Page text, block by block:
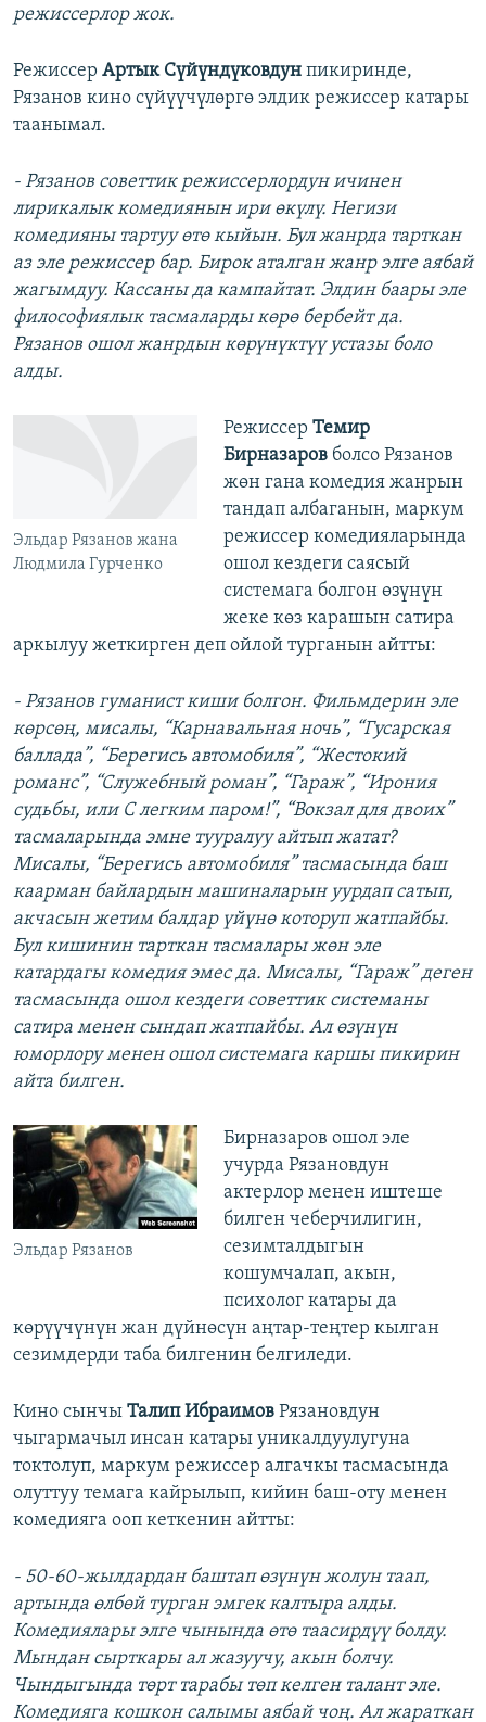
режиссерлор жок.
Режиссер Артык Сүйүндүковдун пикиринде,
Рязанов кино сүйүүчүлөргө элдик режиссер катары
таанымал.
- Рязанов советтик режиссерлордун ичинен
лирикалык комедиянын ири өкүлү. Негизи
комедияны тартуу өтө кыйын. Бул жанрда тарткан
аз эле режиссер бар. Бирок аталган жанр элге аябай
жагымдуу. Кассаны да кампайтат. Элдин баары эле
философиялык тасмаларды көрө бербейт да.
Рязанов ошол жанрдын көрүнүктүү устазы боло
алды.
Эльдар Рязанов жана
Людмила Гурченко
Режиссер Темир
Бирназаровболсо Рязанов
жөн гана комедия жанрын
тандап албаганын, маркум
режиссер комедияларында
ошол кездеги саясый
системага болгон өзүнүн
жеке көз карашын сатира
аркылуу жеткирген деп ойлой турганын айтты:
- Рязанов гуманист киши болгон. Фильмдерин эле
көрсөң, мисалы, “Карнавальная ночь”, “Гусарская
баллада”, “Берегись автомобиля”, “Жестокий
романс”, “Служебный роман”, “Гараж”, “Ирония
судьбы, или С легким паром!”, “Вокзал для двоих”
тасмаларында эмне тууралуу айтып жатат?
Мисалы, “Берегись автомобиля” тасмасында баш
каарман байлардын машиналарын уурдап сатып,
акчасын жетим балдар үйүнө которуп жатпайбы.
Бул кишинин тарткан тасмалары жөн эле
катардагы комедия эмес да. Мисалы, “Гараж” деген
тасмасында ошол кездеги советтик системаны
сатира менен сындап жатпайбы. Ал өзүнүн
юморлору менен ошол системага каршы пикирин
айта билген.
Эльдар Рязанов
Бирназаров ошол эле
учурда Рязановдун
актерлор менен иштеше
билген чеберчилигин,
сезимталдыгын
кошумчалап, акын,
психолог катары да
көрүүчүнүн жан дүйнөсүн аңтар-теңтер кылган
сезимдерди таба билгенин белгиледи.
Кино сынчы Талип Ибраимов Рязановдун
чыгармачыл инсан катары уникалдуулугуна
токтолуп, маркум режиссер алгачкы тасмасында
олуттуу темага кайрылып, кийин баш-оту менен
комедияга ооп кеткенин айтты:
- 50-60-жылдардан баштап өзүнүн жолун таап,
артында өлбөй турган эмгек калтыра алды.
Комедиялары элге чынында өтө таасирдүү болду.
Мындан сырткары ал жазуучу, акын болчу.
Чындыгында төрт тарабы төп келген талант эле.
Комедияга кошкон салымы аябай чоң. Ал жараткан